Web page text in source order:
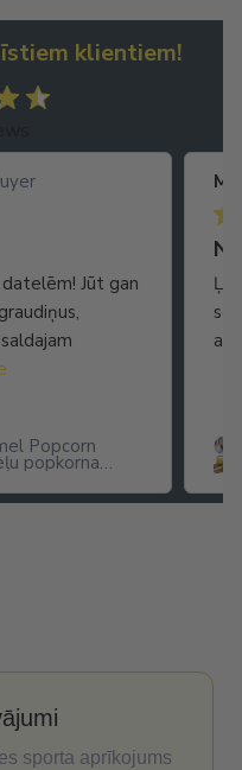
klientiem!
Jūt gan
Popcorn
popkorna
arī
sporta aprīkojums